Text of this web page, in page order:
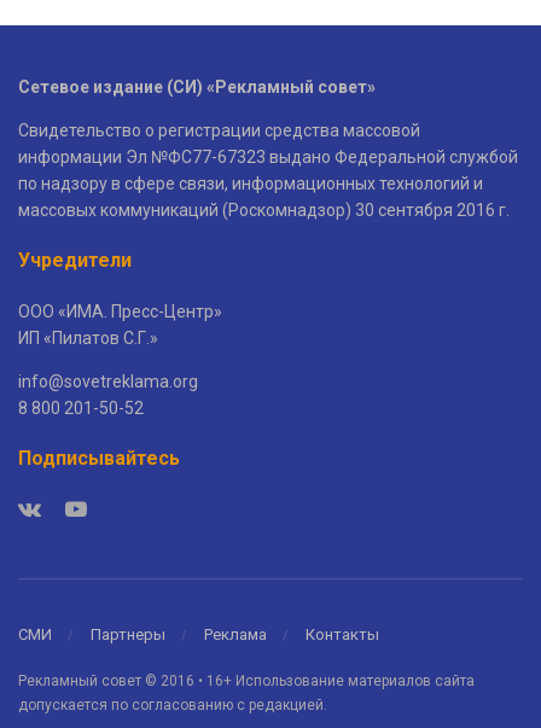
Сетевое издание (СИ) «Рекламный совет»
Свидетельство о регистрации средства массовой
информации Эл №ФС77-67323 выдано Федеральной службой
по надзору в сфере связи, информационных технологий и
массовых коммуникаций (Роскомнадзор) 30 сентября 2016 г.
Учредители
ООО «ИМА. Пресс-Центр»
ИП «Пилатов С.Г.»
info@sovetreklama.org
8 800 201-50-52
Подписывайтесь
СМИ Партнеры Реклама Контакты
Рекламный совет © 2016 • 16+ Использование материалов сайта
допускается по согласованию с редакцией.